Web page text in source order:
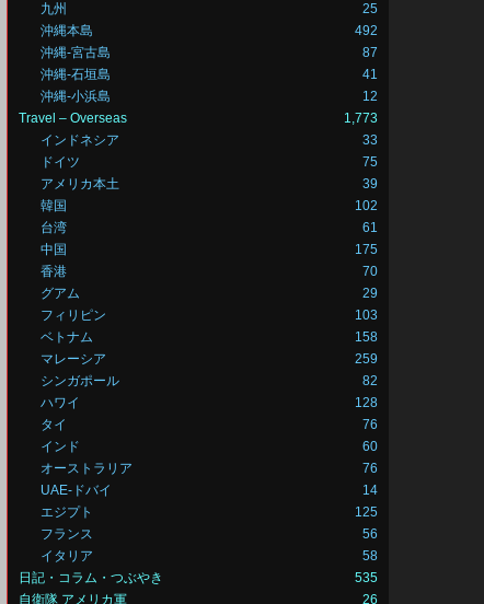
九州
25
沖縄本島
492
沖縄-宮古島
87
沖縄-石垣島
41
沖縄-小浜島
12
Travel – Overseas
1,773
インドネシア
33
ドイツ
75
アメリカ本土
39
韓国
102
台湾
61
中国
175
香港
70
グアム
29
フィリピン
103
ベトナム
158
マレーシア
259
シンガポール
82
ハワイ
128
タイ
76
インド
60
オーストラリア
76
UAE-ドバイ
14
エジプト
125
フランス
56
イタリア
58
日記・コラム・つぶやき
535
自衛隊 アメリカ軍
26